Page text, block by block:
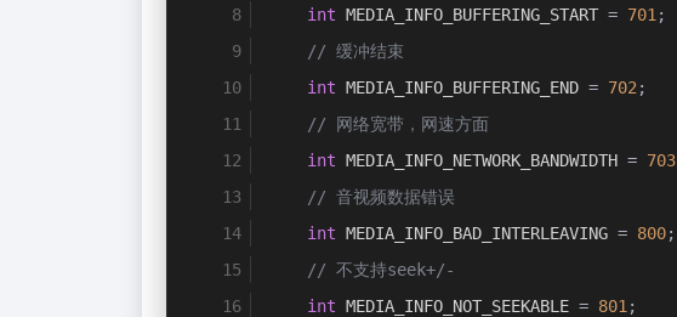
int MEDIA_INFO_BUFFERING_START = 701 ;
// 缓冲结束
int MEDIA_INFO_BUFFERING_END = 702 ;
// 网络宽带，网速方面
int MEDIA_INFO_NETWORK_BANDWIDTH = 703
// 音视频数据错误
int MEDIA_INFO_BAD_INTERLEAVING = 800;
// 不支持seek+/-
int MEDIA_INFO_NOT_SEEKABLE = 801 ;